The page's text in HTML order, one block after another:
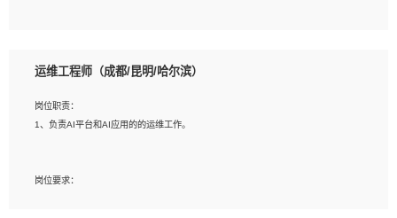
2、熟悉linux命令；
4、熟练使用oracle、mysql进行开发；
5、熟悉流程开发如使用activiti；
运维工程师（成都/昆明/哈尔滨）
岗位职责：
1、负责AI平台和AI应用的的运维工作。
岗位要求：